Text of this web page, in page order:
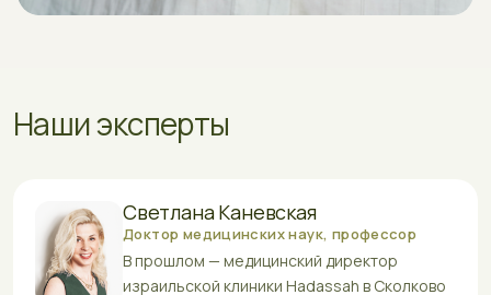
Наши эксперты
Светлана Каневская
Доктор медицинских наук, профессор
В прошлом — медицинский директор
израильской клиники Hadassah в Сколково